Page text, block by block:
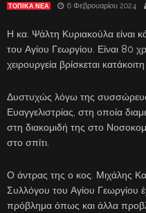
ΤΟΠΙΚΑ ΝΕΑ
6 Φεβρουαρίου 2024
Η κα. Ψάλτη Κυριακούλα είναι
του Αγίου Γεωργίου. Είναι 80
χειρουργεία βρίσκεται
Δυστυχώς λόγω της
Ευαγγελιστρίας, στη οποία
στη διακομιδή της στο
στο σπίτι.
Ο άντρας της ο κος. Μιχάλης
Συλλόγου του Αγίου Γεωργίου
πρόβλημα όπως και άλλα